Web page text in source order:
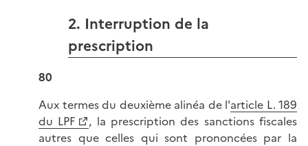
2. Interruption de la
prescription
80
Aux termes du deuxième alinéa de l'article L. 189
du LPF
, la prescription des sanctions fiscales
autres que celles qui sont prononcées par la